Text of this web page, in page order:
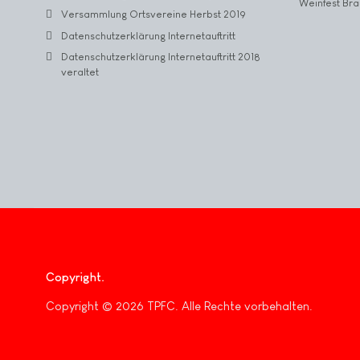
Versammlung Ortsvereine Herbst 2019
Datenschutzerklärung Internetauftritt
Datenschutzerklärung Internetauftritt 2018
veraltet
Weinfest
Copyright
Copyright © 2026 TPFC. Alle Rechte vorbehalten.